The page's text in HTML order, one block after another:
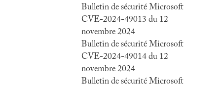
Bulletin de sécurité Microsoft
CVE-2024-49013 du 12
novembre 2024
Bulletin de sécurité Microsoft
CVE-2024-49014 du 12
novembre 2024
Bulletin de sécurité Microsoft